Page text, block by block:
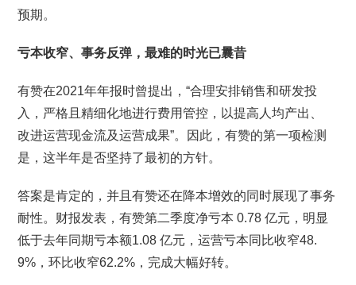
预期。
亏本收窄、事务反弹，最难的时光已曩昔
有赞在2021年年报时曾提出，“合理安排销售和研发投
入，严格且精细化地进行费用管控，以提高人均产出、
改进运营现金流及运营成果”。因此，有赞的第一项检测
是，这半年是否坚持了最初的方针。
答案是肯定的，并且有赞还在降本增效的同时展现了事务
耐性。财报发表，有赞第二季度净亏本 0.78 亿元，明显
低于去年同期亏本额1.08 亿元，运营亏本同比收窄48.
9%，环比收窄62.2%，完成大幅好转。